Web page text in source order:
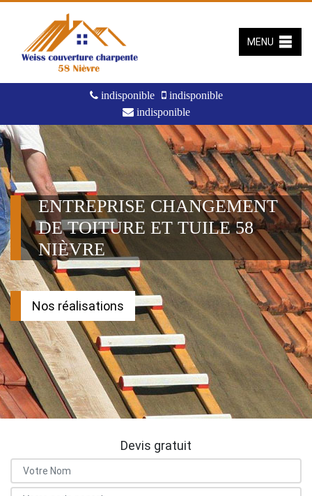
indisponible
indisponible
indisponible
MENU
ENTREPRISE CHANGEMENT
DE TOITURE ET TUILE 58
NIÈVRE
Nos réalisations
Devis gratuit